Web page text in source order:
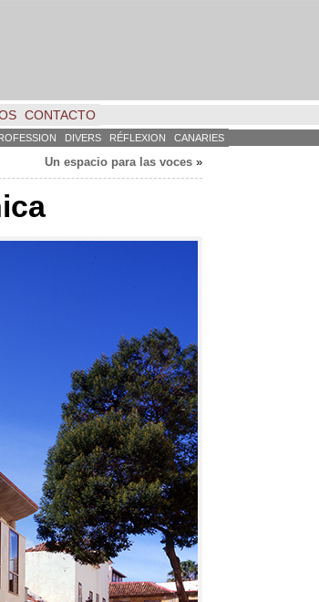
CONTACTO
DIVERS RÉFLEXION CANARIES
Un espacio para las voces »